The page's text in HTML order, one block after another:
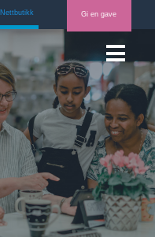
Nettbutikk Gi en gave